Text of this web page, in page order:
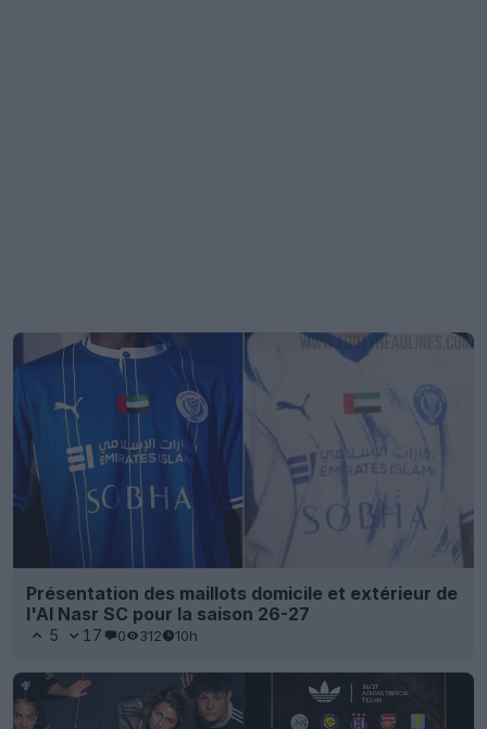
Présentation des maillots domicile et extérieur de
l'Al Nasr SC pour la saison 26-27
5 17 0 312 10h